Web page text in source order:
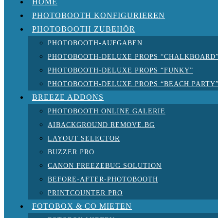
HOME
PHOTOBOOTH KONFIGURIEREN
PHOTOBOOTH ZUBEHÖR
PHOTOBOOTH-AUFGABEN
PHOTOBOOTH-DELUXE PROPS
PHOTOBOOTH-DELUXE PROPS “FUNKY”
PHOTOBOOTH-DELUXE PROPS “BEACH
BREEZE ADDONS
PHOTOBOOTH ONLINE GALERIE
AIBACKGROUND REMOVE.BG
LAYOUT SELECTOR
BUZZER PRO
CANON FREEZEBUG SOLUTION
BEFORE-AFTER-PHOTOBOOTH
PRINTCOUNTER PRO
FOTOBOX & CO MIETEN